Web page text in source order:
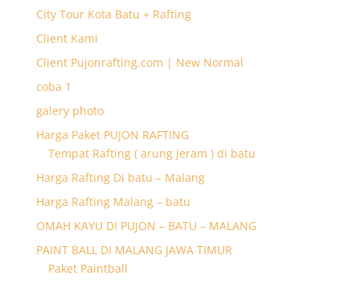
City Tour Kota Batu + Rafting
Client Kami
Client Pujonrafting.com | New Normal
coba 1
galery photo
Harga Paket PUJON RAFTING
Tempat Rafting ( arung jeram ) di batu
Harga Rafting Di batu – Malang
Harga Rafting Malang – batu
OMAH KAYU DI PUJON – BATU – MALANG
PAINT BALL DI MALANG JAWA TIMUR
Paket Paintball